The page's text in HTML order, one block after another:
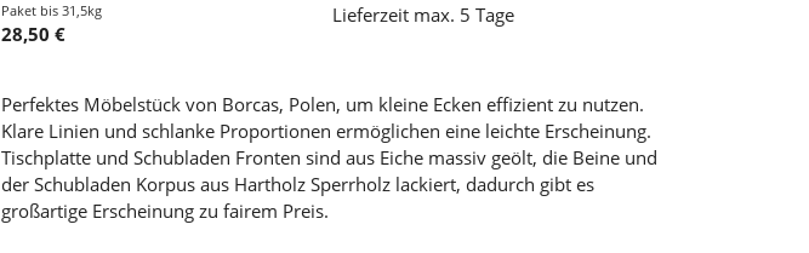
Paket bis 31,5kg
28,50 €
Lieferzeit max. 5 Tage
Perfektes Möbelstück von Borcas, Polen, um kleine Ecken effizient zu nutzen.
Klare Linien und schlanke Proportionen ermöglichen eine leichte Erscheinung.
Tischplatte und Schubladen Fronten sind aus Eiche massiv geölt, die Beine und
der Schubladen Korpus aus Hartholz Sperrholz lackiert, dadurch gibt es
großartige Erscheinung zu fairem Preis.